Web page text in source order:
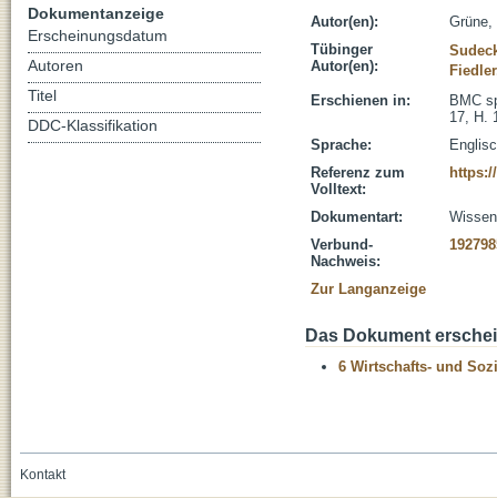
Autor(en):
Grüne,
Tübinger
Autor(en):
Erschienen in:
BMC
17, H.
Sprache:
Referenz zum
Volltext:
Dokumentart:
Verbund-
Nachweis:
Zur Langanzeige
Das Dokument
6 Wirtschafts- und
Dokumentanzeige
Erscheinungsdatum
Autoren
Titel
DDC-Klassifikation
Kontakt